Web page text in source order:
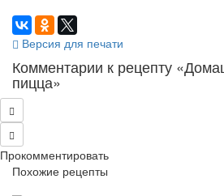
Версия для печати
Комментарии к рецепту
пицца»
Прокомментировать
Похожие рецепты